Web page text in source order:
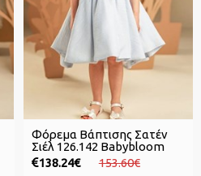
Φόρεμα Βάπτισης Σατέν
Σιέλ 126.142 Babybloom
138.24€
153.60€